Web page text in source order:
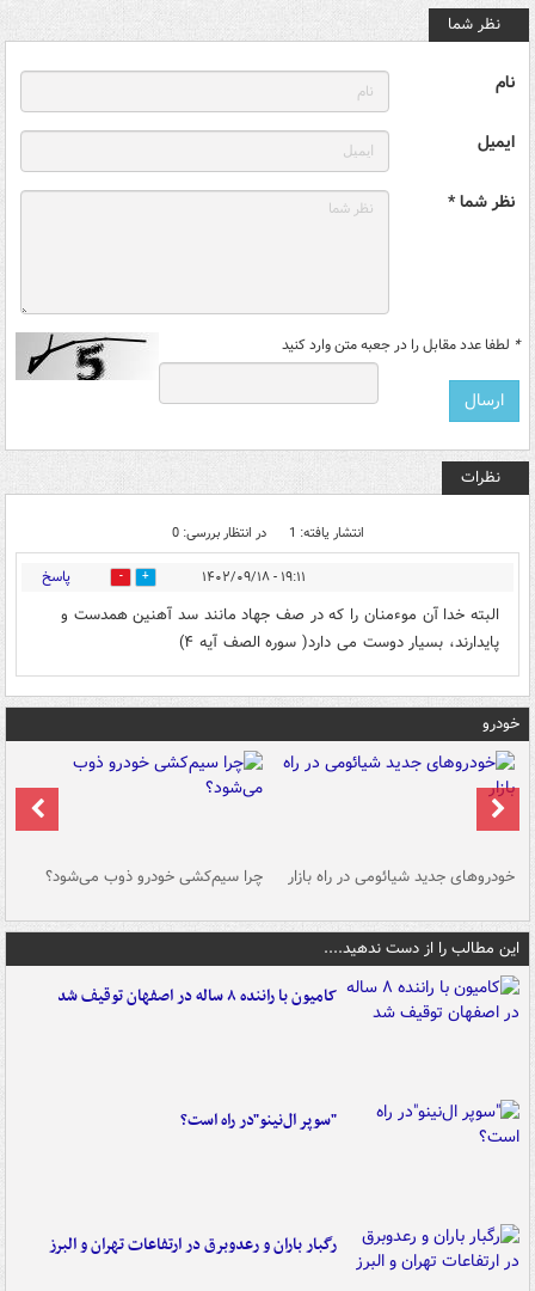
نظر شما
نام
ایمیل
نظر شما *
* لطفا عدد مقابل را در جعبه متن وارد کنید
نظرات
انتشار یافته: 1 در انتظار بررسی: 0
۱۹:۱۱ - ۱۴۰۲/۰۹/۱۸ 6 پاسخ
البته خدا آن موءمنان را که در صف جهاد مانند سد آهنین همدست و
پایدارند، بسیار دوست می دارد( سوره الصف آیه ۴)
خودرو
خودروهای جدید شیائومی در راه بازار چرا سیم‌کشی خودرو ذوب می‌شود؟
این مطالب را از دست ندهید....
کامیون با راننده ۸ ساله در اصفهان توقیف شد
"سوپر ال‌نینو"در راه است؟
رگبار باران و رعدوبرق در ارتفاعات تهران و البرز